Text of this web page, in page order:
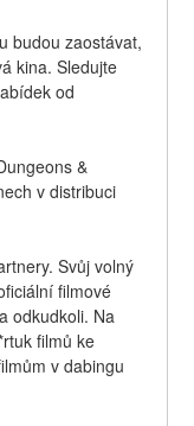
budou zaostávat,
kina. Sledujte
od
&
v distribuci
Svůj volný
filmové
odkudkoli. Na
filmů ke
v dabingu